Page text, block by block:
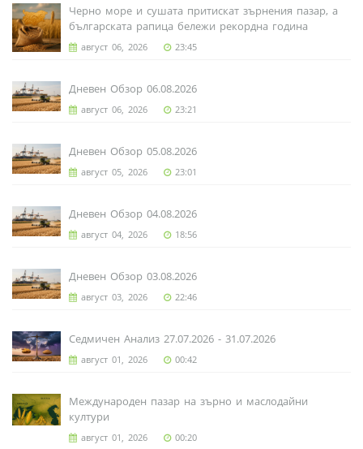
Черно море и сушата притискат зърнения пазар, а
българската рапица бележи рекордна година
август 06, 2026 23:45
Дневен Обзор 06.08.2026
август 06, 2026 23:21
Дневен Обзор 05.08.2026
август 05, 2026 23:01
Дневен Обзор 04.08.2026
август 04, 2026 18:56
Дневен Обзор 03.08.2026
август 03, 2026 22:46
Седмичен Анализ 27.07.2026 - 31.07.2026
август 01, 2026 00:42
Международен пазар на зърно и маслодайни
култури
август 01, 2026 00:20